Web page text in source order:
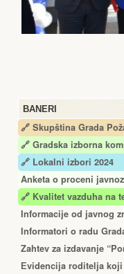
BANERI
🔗 Skupština Grada
🔗 Gradska izborna
🔗 Lokalni izbori 2024
Anketa o proceni
🔗 Kvalitet vazduha na
Informacije od javnog
Informatori o radu
Zahtev za izdavanje
Еvidencija roditelja